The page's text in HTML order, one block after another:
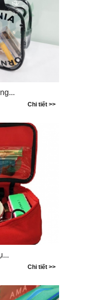
Chi tiết >>
Chi tiết >>